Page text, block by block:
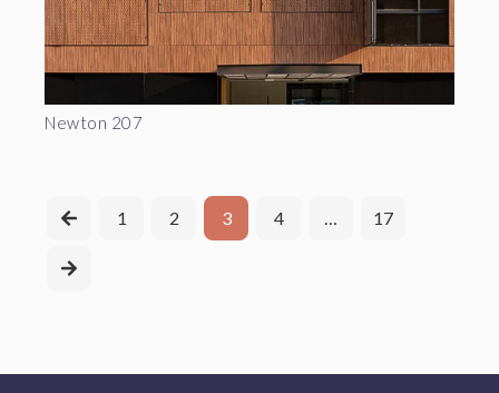
Newton 207
1 2 3 4 … 17